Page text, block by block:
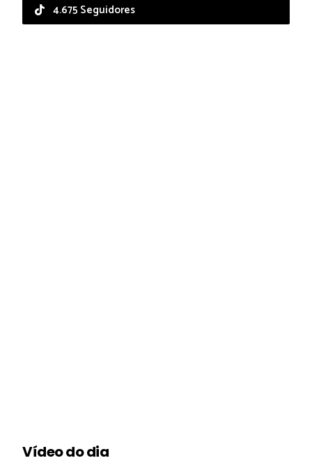
4.675 Seguidores
Vídeo do dia